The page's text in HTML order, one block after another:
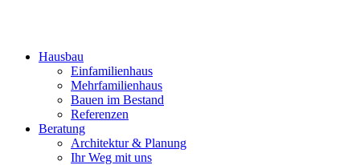
Hausbau
Einfamilienhaus
Mehrfamilienhaus
Bauen im Bestand
Referenzen
Beratung
Architektur & Planung
Ihr Weg mit uns